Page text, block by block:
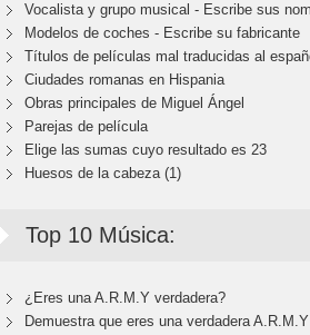
Vocalista y grupo musical - Escribe sus
Modelos de coches - Escribe su fabricante
Títulos de películas mal traducidas al
Ciudades romanas en Hispania
Obras principales de Miguel Ángel
Parejas de película
Elige las sumas cuyo resultado es 23
Huesos de la cabeza (1)
Top 10 Música:
¿Eres una A.R.M.Y verdadera?
Demuestra que eres una verdadera A.R.M.Y